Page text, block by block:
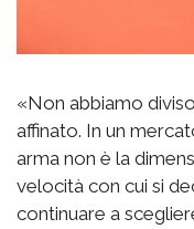
«Non abbiamo
affinato. In un
arma non è la
velocità con cui si
continuare a